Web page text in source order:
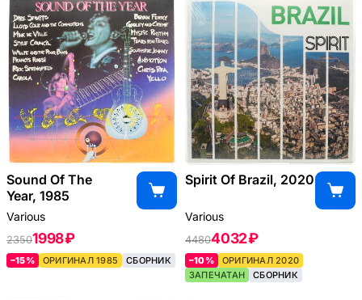
Sound Of The
Year, 1985
Various
23501998 ₽
–15% ОРИГИНАЛ 1985 СБОРНИК
Spirit Of Brazil, 2020
Various
44804032 ₽
–10%
ОРИГИНАЛ 2020
ЗАПЕЧАТАН
СБОРНИК